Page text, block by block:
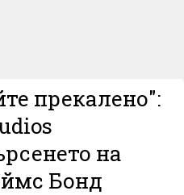
прекалено":
на
Бонд